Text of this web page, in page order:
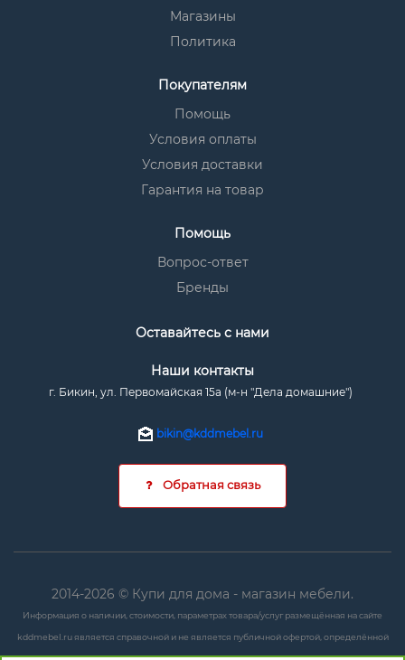
Магазины
Политика
Покупателям
Помощь
Условия оплаты
Условия доставки
Гарантия на товар
Помощь
Вопрос-ответ
Бренды
Оставайтесь с нами
Наши контакты
г. Бикин, ул. Первомайская 15а (м-н "Дела домашние")
bikin@kddmebel.ru
Обратная связь
2014-2026 © Купи для дома - магазин мебели.
Информация о наличии, стоимости, параметрах товара/услуг размещённая на сайте
kddmebel.ru является справочной и не является публичной офертой, определённой